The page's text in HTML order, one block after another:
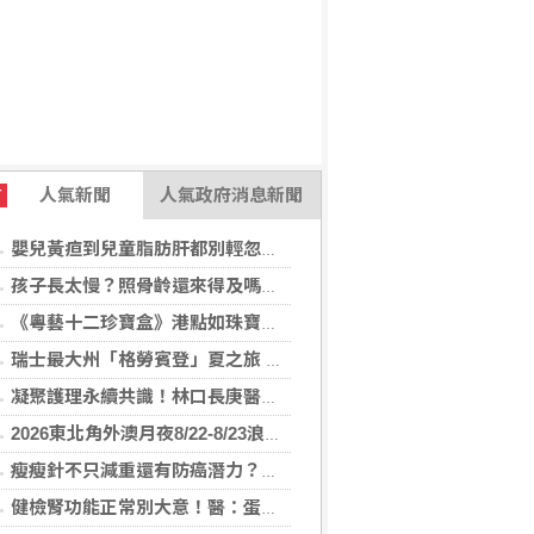
人氣新聞 人氣政府消息新聞
嬰兒黃疸到兒童脂肪肝都別輕忽！醫揭不同年齡「肝病警訊」
孩子長太慢？照骨齡還來得及嗎？AI骨齡輔助判讀系統成臨床評估重要參考
《粵藝十二珍寶盒》港點如珠寶藝術 臺中勤美洲際明娟樓餐桌變成精品櫃位？
瑞士最大州「格勞賓登」夏之旅 推薦6座山間秘境，感受不同阿爾卑斯療癒度假風情！
凝聚護理永續共識！林口長庚醫院攜手各界打造永續護理職場，共創健康台灣
2026東北角外澳月夜8/22-8/23浪漫登場！ 感受一「夏」東北角夜的浪漫！
瘦瘦針不只減重還有防癌潛力？臺大醫揭肥胖族群用藥 肥胖相關癌症風險降
健檢腎功能正常別大意！醫：蛋白尿異常恐是洗腎警訊